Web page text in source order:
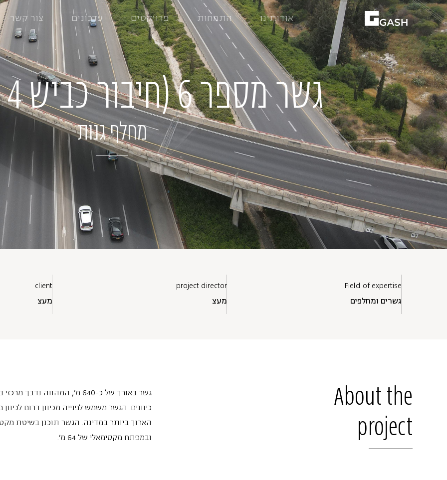
אודותינו התמחות פרויקטים עדכונים צור קשר
גשר מספר 6 (חיבור כביש 4 לכביש 1)
מחלף גנות
Field of expertise
גשרים ומחלפים
project director
מעצ
client
מעצ
About the
project
גשר באורך של כ-640 מ',
ובמפתח מקסימאלי של 64 מ'.